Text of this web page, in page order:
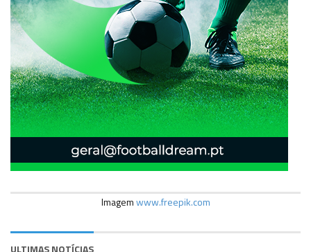
Imagemwww.freepik.com
ULTIMAS NOTÍCIAS